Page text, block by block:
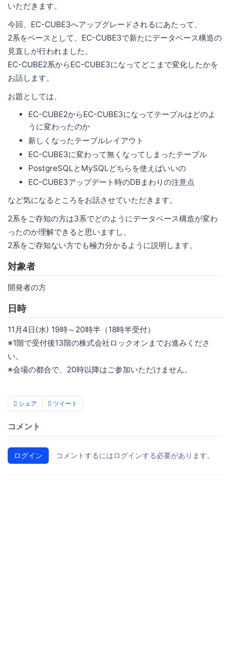
いただきます。
今回、EC-CUBE3へアップグレードされるにあたって、
2系をベースとして、EC-CUBE3で新たにデータベース構造の
見直しが行われました。
EC-CUBE2系からEC-CUBE3になってどこまで変化したかを
お話します。
お題としては、
EC-CUBE2からEC-CUBE3になってテーブルはどのよ
うに変わったのか
新しくなったテーブルレイアウト
EC-CUBE3に変わって無くなってしまったテーブル
PostgreSQLとMySQLどちらを使えばいいの
EC-CUBE3アップデート時のDBまわりの注意点
など気になるところをお話させていただきます。
2系をご存知の方は3系でどのようにデータベース構造が変わ
ったのか理解できると思いますし、
2系をご存知ない方でも極力分かるように説明します。
対象者
開発者の方
日時
11月4日(水) 19時～20時半（18時半受付）
※1階で受付後13階の株式会社ロックオンまでお進みくださ
い。
※会場の都合で、20時以降はご参加いただけません。
シェア ツイート
コメント
ログイン コメントするにはログインする必要があります。